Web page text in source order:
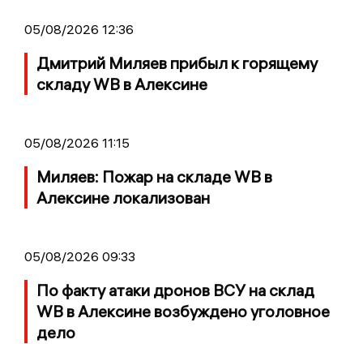
05/08/2026 12:36
Дмитрий Миляев прибыл к горящему
складу WB в Алексине
05/08/2026 11:15
Миляев: Пожар на складе WB в
Алексине локализован
05/08/2026 09:33
По факту атаки дронов ВСУ на склад
WB в Алексине возбуждено уголовное
дело